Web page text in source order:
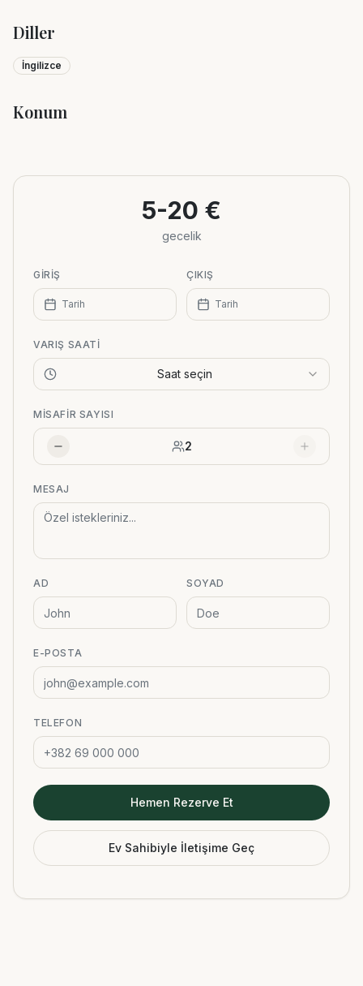
Diller
İngilizce
Konum
−
5-20 €
gecelik
GIRIŞ
Tarih
ÇIKIŞ
Tarih
VARIŞ SAATI
Saat seçin
MISAFIR SAYISI
2
MESAJ
AD SOYAD
E-POSTA
TELEFON
Hemen Rezerve Et
Ev Sahibiyle İletişime Geç